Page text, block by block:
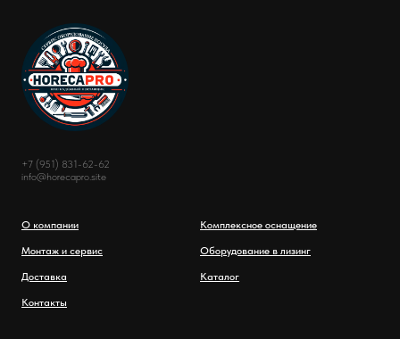
+7 (951) 831-62-62
info@horecapro.site
О компании
Монтаж и сервис
Доставка
Контакты
Комплексное оснащение
Оборудование в лизинг
Каталог